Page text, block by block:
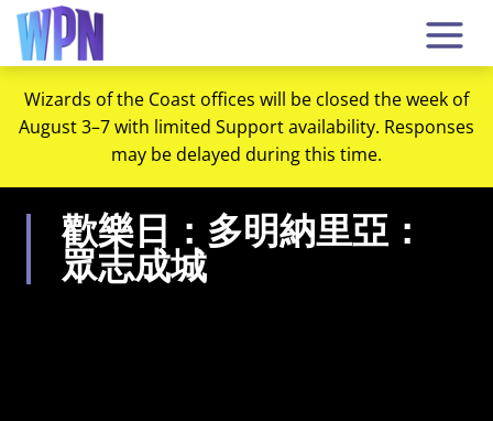
Wizards of the Coast offices will be closed the week of
August 3–7 with limited Support availability. Responses
may be delayed during this time.
歡樂日：多明納里亞：
眾志成城